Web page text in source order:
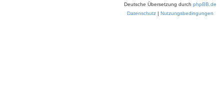
Deutsche Übersetzung durch phpBB.de
Datenschutz | Nutzungsbedingungen